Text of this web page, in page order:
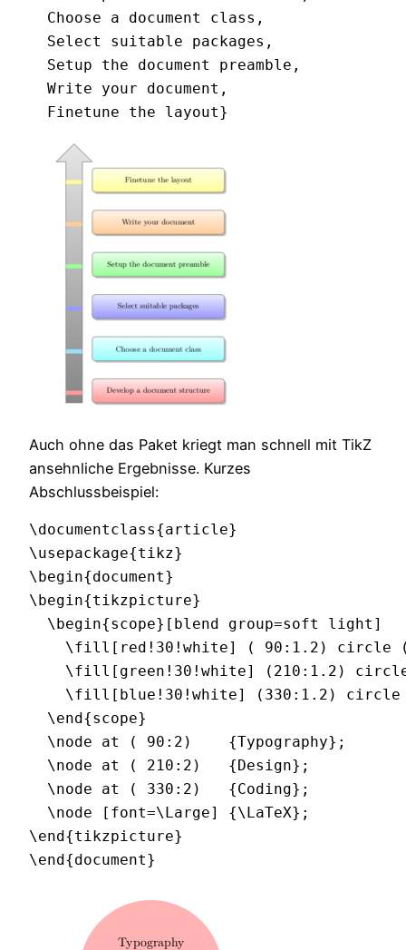
  Choose a document class,
  Select suitable packages,
  Setup the document preamble,
  Write your document,
  Finetune the layout}
Auch ohne das Paket kriegt man schnell mit TikZ
ansehnliche Ergebnisse. Kurzes
Abschlussbeispiel:
\documentclass{article}
\usepackage{tikz}
\begin{document}
\begin{tikzpicture}
  \begin{scope}[blend group=soft light]
\fill[red!30!white] ( 90:1.2) circle
\fill[green!30!white] (210:1.2)
\fill[blue!30!white] (330:1.2) circle
  \end{scope}
  \node at ( 90:2)    {Typography};
  \node at ( 210:2)   {Design};
  \node at ( 330:2)   {Coding};
  \node [font=\Large] {\LaTeX};
\end{tikzpicture}
\end{document}